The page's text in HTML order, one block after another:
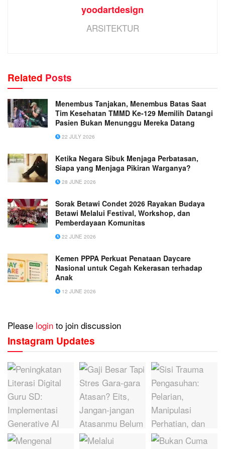
yoodartdesign
ARSITEKTUR
Related Posts
Menembus Tanjakan, Menembus Batas Saat
Tim Kesehatan TMMD Ke-129 Memilih Datangi
Pasien Bukan Menunggu Mereka Datang
22 JULY 2026
Ketika Negara Sibuk Menjaga Perbatasan,
Siapa yang Menjaga Pikiran Warganya?
28 JUNE 2026
Sorak Betawi Condet 2026 Rayakan Budaya
Betawi Melalui Festival, Workshop, dan
Pemberdayaan Komunitas
22 JUNE 2026
Kemen PPPA Perkuat Penataan Daycare
Nasional untuk Cegah Kekerasan terhadap
Anak
12 JUNE 2026
Please login to join discussion
Instagram Updates